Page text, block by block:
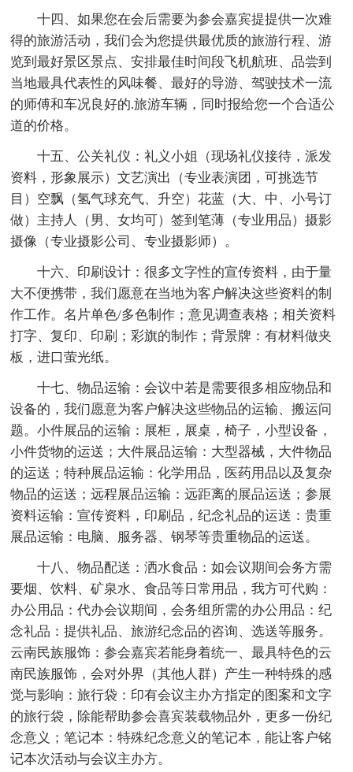
十四、如果您在会后需要为参会嘉宾提提供一次难
得的旅游活动，我们会为您提供最优质的旅游行程、游
览到最好景区景点、安排最佳时间段飞机航班、品尝到
当地最具代表性的风味餐、最好的导游、驾驶技术一流
的师傅和车况良好的.旅游车辆，同时报给您一个合适公
道的价格。
十五、公关礼仪：礼义小姐（现场礼仪接待，派发
资料，形象展示）文艺演出（专业表演团，可挑选节
目）空飘（氢气球充气、升空）花蓝（大、中、小号订
做）主持人（男、女均可）签到笔薄（专业用品）摄影
摄像（专业摄影公司、专业摄影师）。
十六、印刷设计：很多文字性的宣传资料，由于量
大不便携带，我们愿意在当地为客户解决这些资料的制
作工作。名片单色/多色制作；意见调查表格；相关资料
打字、复印、印刷；彩旗的制作；背景牌：有材料做夹
板，进口萤光纸。
十七、物品运输：会议中若是需要很多相应物品和
设备的，我们愿意为客户解决这些物品的运输、搬运问
题。小件展品的运输：展柜，展桌，椅子，小型设备，
小件货物的运送；大件展品运输：大型器械，大件物品
的运送；特种展品运输：化学用品，医药用品以及复杂
物品的运送；远程展品运输：远距离的展品运送；参展
资料运输：宣传资料，印刷品，纪念礼品的运送：贵重
展品运输：电脑、服务器、钢琴等贵重物品的运送。
十八、物品配送：洒水食品：如会议期间会务方需
要烟、饮料、矿泉水、食品等日常用品，我方可代购：
办公用品：代办会议期间，会务组所需的办公用品：纪
念礼品：提供礼品、旅游纪念品的咨询、选送等服务。
云南民族服饰：参会嘉宾若能身着统一、最具特色的云
南民族服饰，会对外界（其他人群）产生一种特殊的感
觉与影响：旅行袋：印有会议主办方指定的图案和文字
的旅行袋，除能帮助参会喜宾装载物品外，更多一份纪
念意义；笔记本：特殊纪念意义的笔记本，能让客户铭
记本次活动与会议主办方。